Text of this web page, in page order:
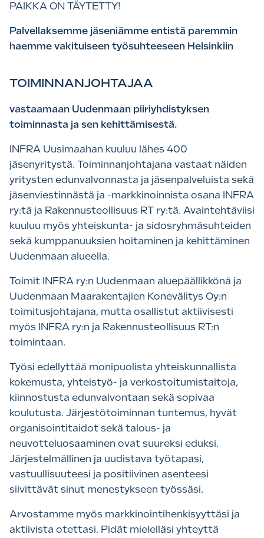
PAIKKA ON TÄYTETTY!
Palvellaksemme jäseniämme entistä paremmin
haemme vakituiseen työsuhteeseen Helsinkiin
TOIMINNANJOHTAJAA
vastaamaan Uudenmaan piiriyhdistyksen
toiminnasta ja sen kehittämisestä.
INFRA Uusimaahan kuuluu lähes 400
jäsenyritystä. Toiminnanjohtajana vastaat näiden
yritysten edunvalvonnasta ja jäsenpalveluista sekä
jäsenviestinnästä ja -markkinoinnista osana INFRA
ry:tä ja Rakennusteollisuus RT ry:tä. Avaintehtäviisi
kuuluu myös yhteiskunta- ja sidosryhmäsuhteiden
sekä kumppanuuksien hoitaminen ja kehittäminen
Uudenmaan alueella.
Toimit INFRA ry:n Uudenmaan aluepäällikkönä ja
Uudenmaan Maarakentajien Konevälitys Oy:n
toimitusjohtajana, mutta osallistut aktiivisesti
myös INFRA ry:n ja Rakennusteollisuus RT:n
toimintaan.
Työsi edellyttää monipuolista yhteiskunnallista
kokemusta, yhteistyö- ja verkostoitumistaitoja,
kiinnostusta edunvalvontaan sekä sopivaa
koulutusta. Järjestötoiminnan tuntemus, hyvät
organisointitaidot sekä talous- ja
neuvotteluosaaminen ovat suureksi eduksi.
Järjestelmällinen ja uudistava työtapasi,
vastuullisuuteesi ja positiivinen asenteesi
siivittävät sinut menestykseen työssäsi.
Arvostamme myös markkinointihenkisyyttäsi ja
aktiivista otettasi. Pidät mielelläsi yhteyttä